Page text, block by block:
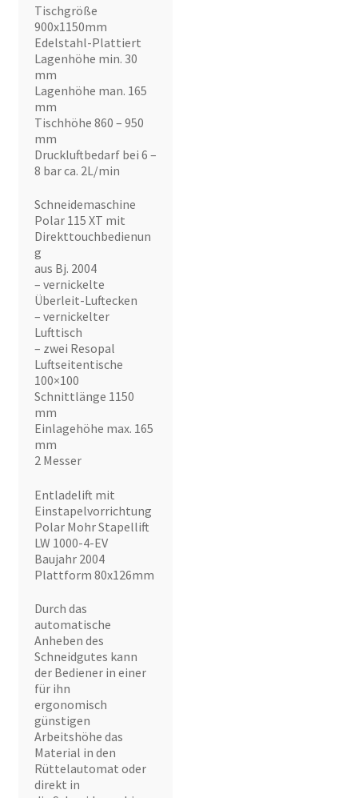
Tischgröße
900x1150mm
Edelstahl-Plattiert
Lagenhöhe min. 30
mm
Lagenhöhe man. 165
mm
Tischhöhe 860 – 950
mm
Druckluftbedarf bei 6 –
8 bar ca. 2L/min
Schneidemaschine
Polar 115 XT mit
Direkttouchbedienun
g
aus Bj. 2004
– vernickelte
Überleit-Luftecken
– vernickelter
Lufttisch
– zwei Resopal
Luftseitentische
100×100
Schnittlänge 1150
mm
Einlagehöhe max. 165
mm
2 Messer
Entladelift mit
Einstapelvorrichtung
Polar Mohr Stapellift
LW 1000-4-EV
Baujahr 2004
Plattform 80x126mm
Durch das
automatische
Anheben des
Schneidgutes kann
der Bediener in einer
für ihn
ergonomisch
günstigen
Arbeitshöhe das
Material in den
Rüttelautomat oder
direkt in